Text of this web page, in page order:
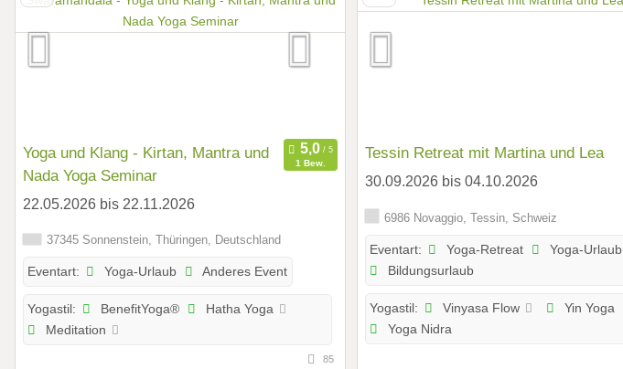
Yoga und Klang - Kirtan, Mantra und
Nada Yoga Seminar
1 Bew.
22.05.2026 bis 22.11.2026
37345 Sonnenstein, Thüringen, Deutschland
Eventart: Yoga-Urlaub Anderes Event
Yogastil: BenefitYoga®
Hatha Yoga
Meditation
85
Tessin Retreat mit Martina und Lea
30.09.2026 bis 04.10.2026
6986 Novaggio, Tessin, Schweiz
Eventart: Yoga-Retreat
Yoga-Urlaub
Bildungsurlaub
Yogastil: Vinyasa Flow
Yin Yoga
Yoga Nidra